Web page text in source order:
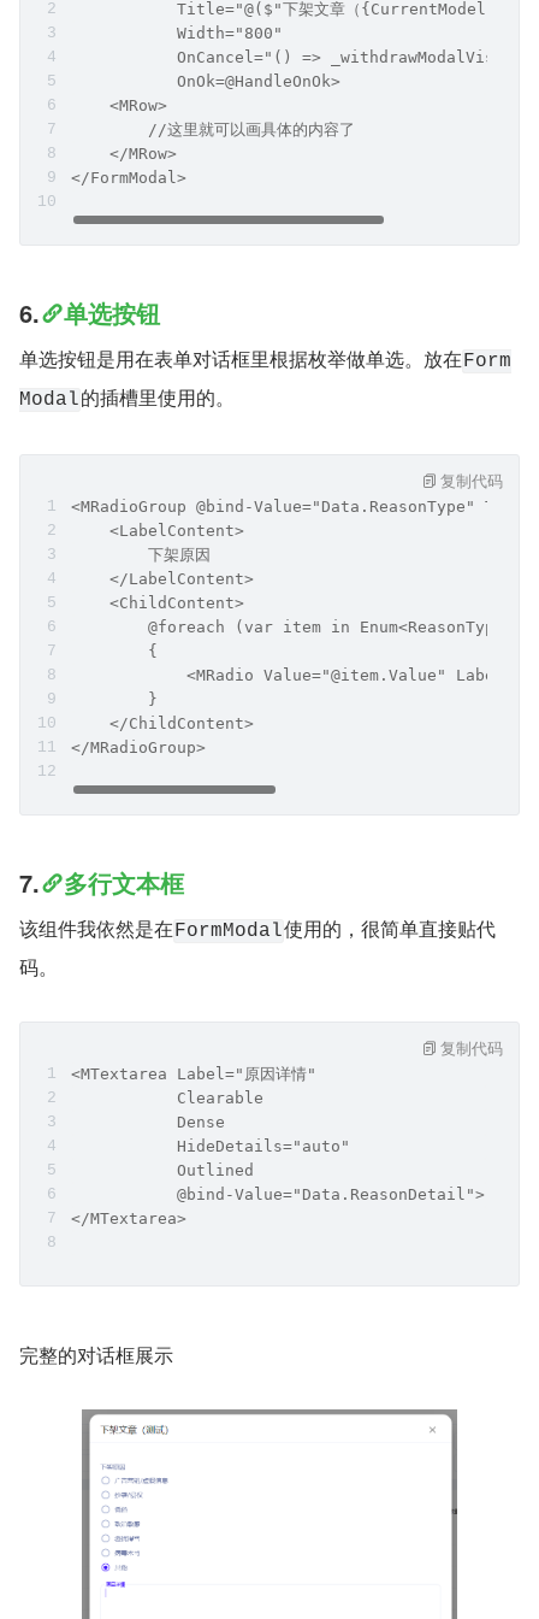
Title="@($"下架文章（
           Width="800"
OnCancel="() => _withdrawModalVisible
           OnOk=@HandleOnOk>
    <MRow>
        //这里就可以画具体的内容了
    </MRow>
</FormModal>
6. 单选按钮
单选按钮是用在表单对话框里根据枚举做单选。放在 Form
Modal的插槽里使用的。
<MRadioGroup @bind-Value="Data.ReasonType"
    <LabelContent>
        下架原因
    </LabelContent>
    <ChildContent>
@foreach (var item in
        {
<MRadio Value="@item.Value"
        }
    </ChildContent>
</MRadioGroup>
复制代码
7. 多行文本框
该组件我依然是在 FormModal使用的，很简单直接贴代
码。
<MTextarea Label="原因详情"
           Clearable
           Dense
           HideDetails="auto"
           Outlined
           @bind-Value="Data.ReasonDetail">
</MTextarea>
复制代码
完整的对话框展示